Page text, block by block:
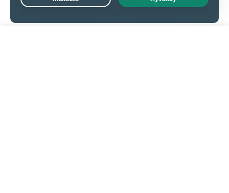
Live Chat